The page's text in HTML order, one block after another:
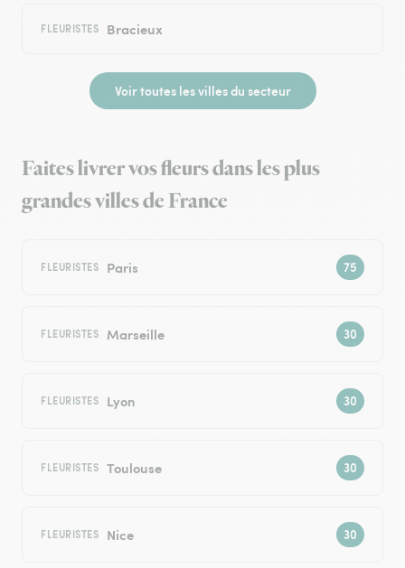
FLEURISTES Bracieux
Voir toutes les villes du secteur
Faites livrer vos fleurs dans les plus
grandes villes de France
FLEURISTES Paris
FLEURISTES Marseille
FLEURISTES Lyon
FLEURISTES Toulouse
FLEURISTES Nice